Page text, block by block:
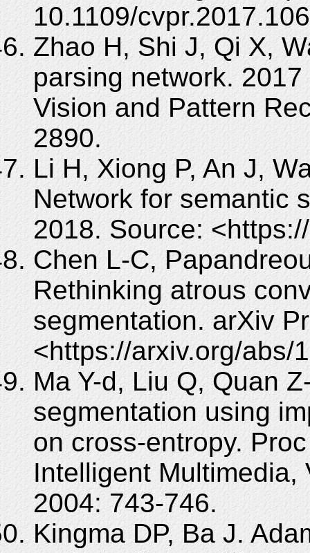
10.1109/
Zhao H, Shi J, Qi X,
parsing network.
Vision and Pattern
2890.
Li H, Xiong P, An J,
Network for semantic
2018. Source:
Chen L-C,
Rethinking atrous
segmentation. arXiv
<https://arxiv.org/abs/
Ma Y-d, Liu Q, Quan
segmentation using
on cross-entropy.
Intelligent
2004: 743-746.
Kingma DP, Ba J.